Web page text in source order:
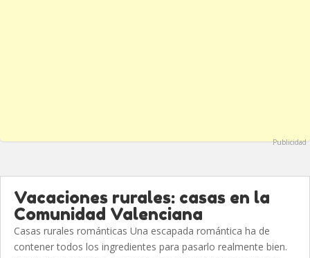
Publicidad
Vacaciones rurales: casas en la
Comunidad Valenciana
Casas rurales románticas Una escapada romántica ha de
contener todos los ingredientes para pasarlo realmente bien.